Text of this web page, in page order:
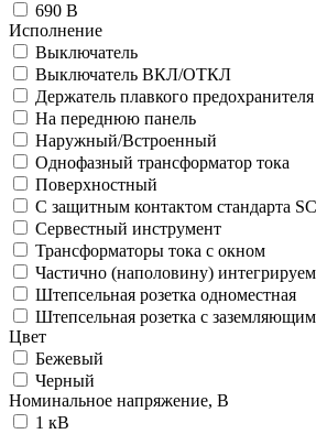
690 В
Исполнение
Выключатель
Выключатель ВКЛ/ОТКЛ
Держатель плавкого предохранителя
На переднюю панель
Наружный/Встроенный
Однофазный трансформатор тока
Поверхностный
С защитным контактом стандарта
Сервестный инструмент
Трансформаторы тока с окном
Частично (наполовину)
Штепсельная розетка одноместная
Штепсельная розетка с
Цвет
Бежевый
Черный
Номинальное напряжение, В
1 кВ